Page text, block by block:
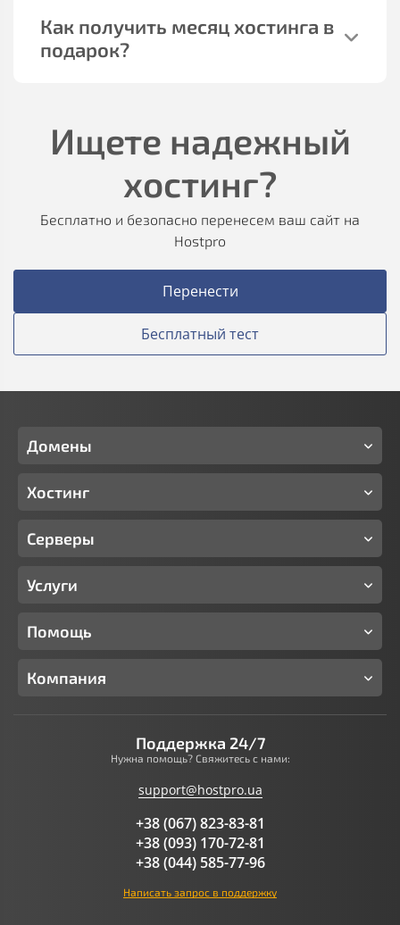
Как получить месяц хостинга в
подарок?
Ищете надежный
хостинг?
Бесплатно и безопасно перенесем ваш сайт на
Hostpro
Перенести
Бесплатный тест
Домены
Хостинг
Серверы
Услуги
Помощь
Компания
Поддержка 24/7
Нужна помощь? Свяжитесь с нами:
support@hostpro.ua
+38 (067) 823-83-81
+38 (093) 170-72-81
+38 (044) 585-77-96
Написать запрос в поддержку